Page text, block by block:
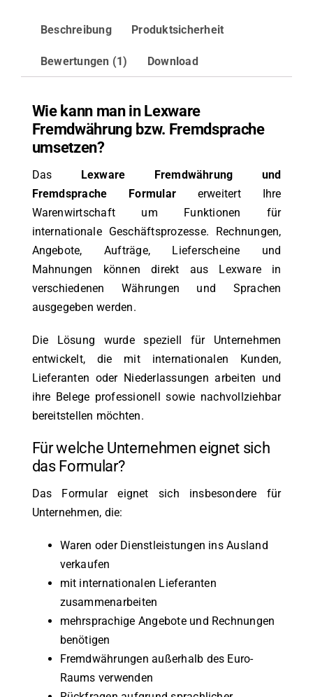
Menge
Beschreibung Produktsicherheit
Bewertungen (1) Download
Wie kann man in Lexware
Fremdwährung bzw. Fremdsprache
umsetzen?
Das Lexware Fremdwährung und
Fremdsprache Formular erweitert Ihre
Warenwirtschaft um Funktionen für
internationale Geschäftsprozesse. Rechnungen,
Angebote, Aufträge, Lieferscheine und
Mahnungen können direkt aus Lexware in
verschiedenen Währungen und Sprachen
ausgegeben werden.
Die Lösung wurde speziell für Unternehmen
entwickelt, die mit internationalen Kunden,
Lieferanten oder Niederlassungen arbeiten und
ihre Belege professionell sowie nachvollziehbar
bereitstellen möchten.
Für welche Unternehmen eignet sich
das Formular?
Das Formular eignet sich insbesondere für
Unternehmen, die:
Waren oder Dienstleistungen ins Ausland
verkaufen
mit internationalen Lieferanten
zusammenarbeiten
mehrsprachige Angebote und Rechnungen
benötigen
Fremdwährungen außerhalb des Euro-
Raums verwenden